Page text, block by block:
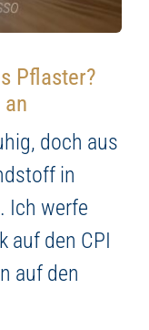
Pflaster?
doch aus
in
Ich werfe
auf den CPI
auf den